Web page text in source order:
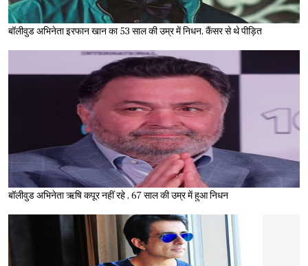
बॉलीवुड अभिनेता इरफान खान का 53 साल की उम्र में निधन, कैंसर से थे पीड़ित
बॉलीवुड अभिनेता ऋषि कपूर नहीं रहे , 67 साल की उम्र में हुआ निधन